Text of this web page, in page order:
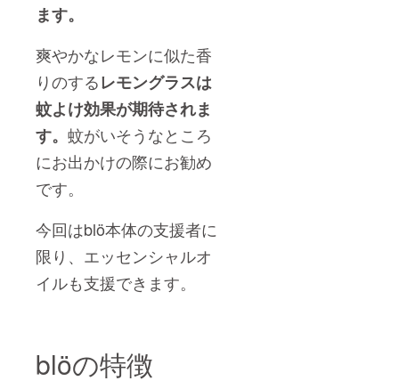
ます。
爽やかなレモンに似た香
りのするレモングラスは
蚊よけ効果が期待されま
す。 蚊がいそうなところ
にお出かけの際にお勧め
です。
今回はblö本体の支援者に
限り、エッセンシャルオ
イルも支援できます。
blöの特徴